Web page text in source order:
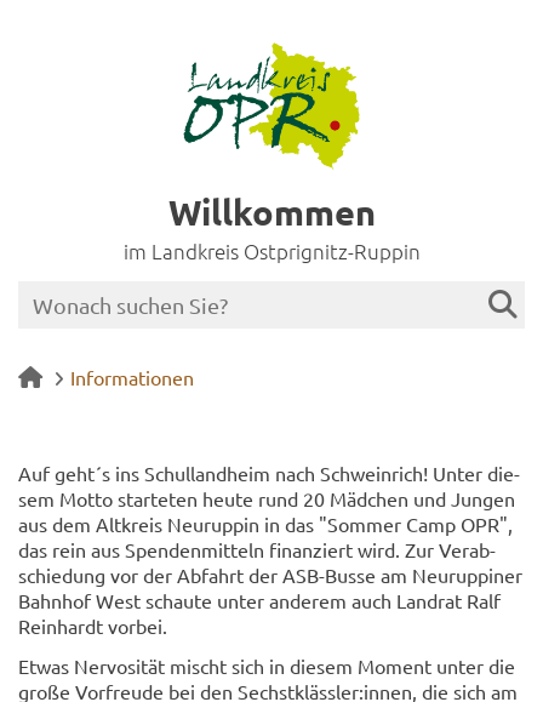
Willkommen
im Landkreis Ostprignitz-Ruppin
Informationen
Auf geht´s ins Schul­land­heim nach Schw­ein­rich! Unter die­
sem Motto star­te­ten heute rund 20 Mäd­chen und Jun­gen
aus dem Alt­kreis Neu­rup­pin in das "Som­mer Camp OPR",
das rein aus Spen­den­mit­teln fi­nan­ziert wird. Zur Ver­ab­
schie­dung vor der Ab­fahrt der ASB-​Busse am Neu­rup­pi­ner
Bahn­hof West schau­te unter an­de­rem auch Land­rat Ralf
Rein­hardt vor­bei.
Etwas Ner­vo­si­tät mischt sich in die­sem Mo­ment unter die
große Vor­freu­de bei den Sechst­kläss­ler:innen, die sich am